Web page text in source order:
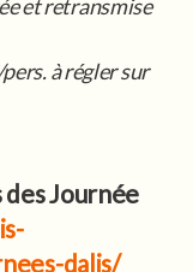
et retransmise
à régler sur
Journée
dalis/